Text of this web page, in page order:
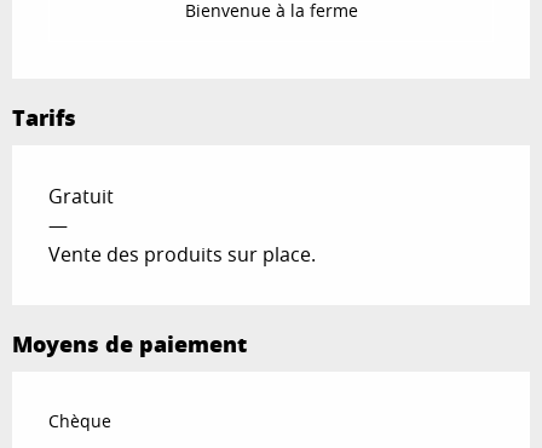
Bienvenue à la ferme
Tarifs
Gratuit
—
Vente des produits sur place.
Moyens de paiement
Chèque